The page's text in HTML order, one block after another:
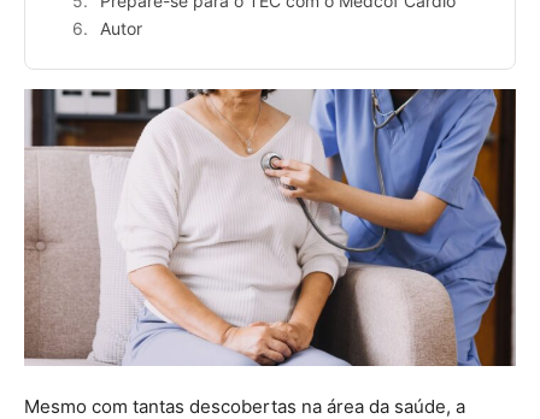
Autor
Mesmo com tantas descobertas na área da saúde, a